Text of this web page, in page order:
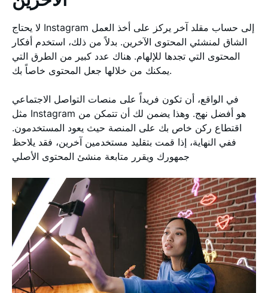
لا يحتاج Instagram إلى حساب مقلد آخر يركز على أخذ العمل
الشاق لمنشئي المحتوى الآخرين. بدلاً من ذلك، استخدم أفكار
المحتوى التي تجدها للإلهام. هناك عدد كبير من الطرق التي
يمكنك من خلالها جعل المحتوى خاصاً بك.
في الواقع، أن تكون فريداً على منصات التواصل الاجتماعي
مثل Instagram هو أفضل نهج. وهذا يضمن لك أن تتمكن من
اقتطاع ركن خاص بك على المنصة حيث يعود المستخدمون.
ففي النهاية، إذا قمت بتقليد مستخدمين آخرين، فقد يلاحظ
جمهورك ويقرر متابعة منشئ المحتوى الأصلي